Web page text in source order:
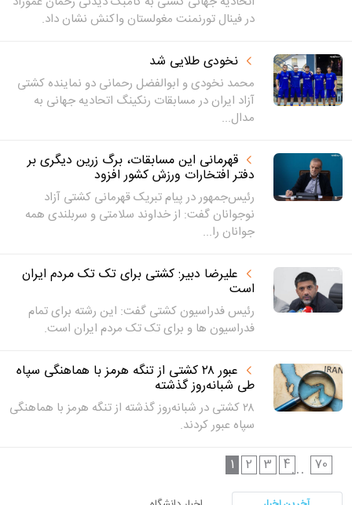
در فینال تورنمنت مغولستان واکنش نشان داد.
نخودی طلایی شد
محمد نخودی و ابوالفضل رحمانی دو نماینده کشتی
آزاد ایران در مسابقات رنکینگ اتحادیه جهانی به
مدال...
قهرمانی این مسابقات، برگ زرین دیگری بر
دفتر افتخارات ورزش کشور افزود
رئیس‌جمهور در پیام تبریک قهرمانی کشتی آزاد
نوجوانان گفت: از خداوند سلامتی و سربلندی همه
جوانان را...
علیرضا دبیر: کشتی برای تک تک مردم ایران
است
رئیس فدراسیون کشتی گفت: این رشته برای تمام
فدراسیون ها و برای تک تک مردم ایران است.
عبور ۲۸ کشتی از تنگه هرمز با هماهنگی سپاه
طی شبانه‌روز گذشته
۲۸ کشتی در شبانه‌روز گذشته از تنگه هرمز با هماهنگی
سپاه عبور کردند.
1
2 3 4... 70